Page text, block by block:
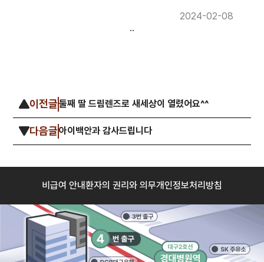
2024-02-08
..
이전글둘째 딸 드림렌즈로 새세상이 열렸어요^^
다음글아이백안과 감사드립니다
비급여 안내환자의 권리와 의무개인정보처리방침